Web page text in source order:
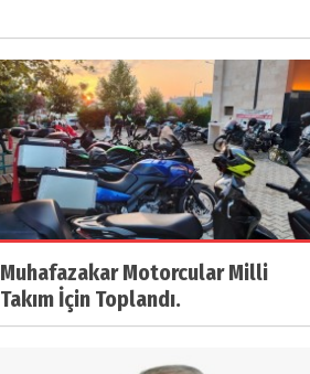
Muhafazakar Motorcular Milli
Takım İçin Toplandı.